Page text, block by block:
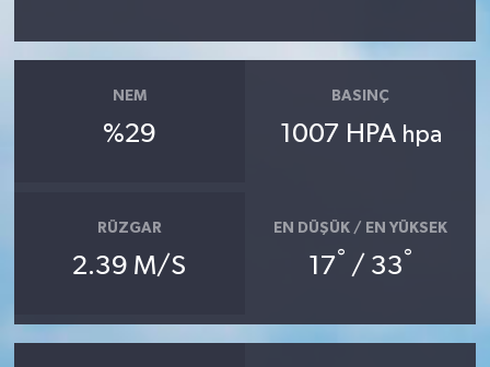
NEM
%29
BASINÇ
1007 HPA hpa
RÜZGAR
2.39 M/S
EN DÜŞÜK / EN YÜKSEK
17° / 33°